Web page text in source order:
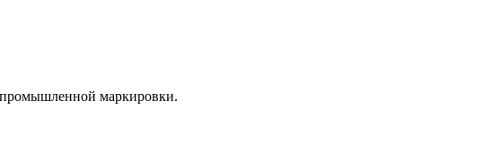
маркировки.